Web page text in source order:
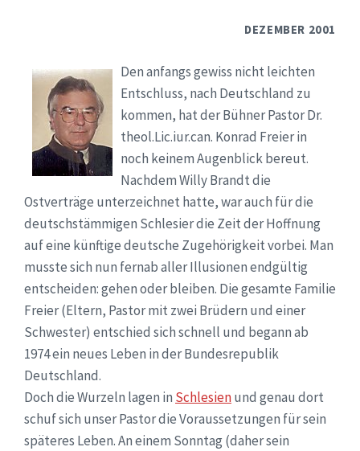
DEZEMBER 2001
Den anfangs gewiss nicht leichten
Entschluss, nach Deutschland zu
kommen, hat der Bühner Pastor Dr.
theol.Lic.iur.can. Konrad Freier in
noch keinem Augenblick bereut.
Nachdem Willy Brandt die
Ostverträge unterzeichnet hatte, war auch für die
deutschstämmigen Schlesier die Zeit der Hoffnung
auf eine künftige deutsche Zugehörigkeit vorbei. Man
musste sich nun fernab aller Illusionen endgültig
entscheiden: gehen oder bleiben. Die gesamte Familie
Freier (Eltern, Pastor mit zwei Brüdern und einer
Schwester) entschied sich schnell und begann ab
1974 ein neues Leben in der Bundesrepublik
Deutschland.
Doch die Wurzeln lagen in Schlesienund genau dort
schuf sich unser Pastor die Voraussetzungen für sein
späteres Leben. An einem Sonntag (daher sein